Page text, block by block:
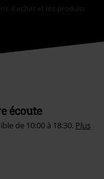
d'achat et les produits
écoute
de 10:00 à 18:30. Plus